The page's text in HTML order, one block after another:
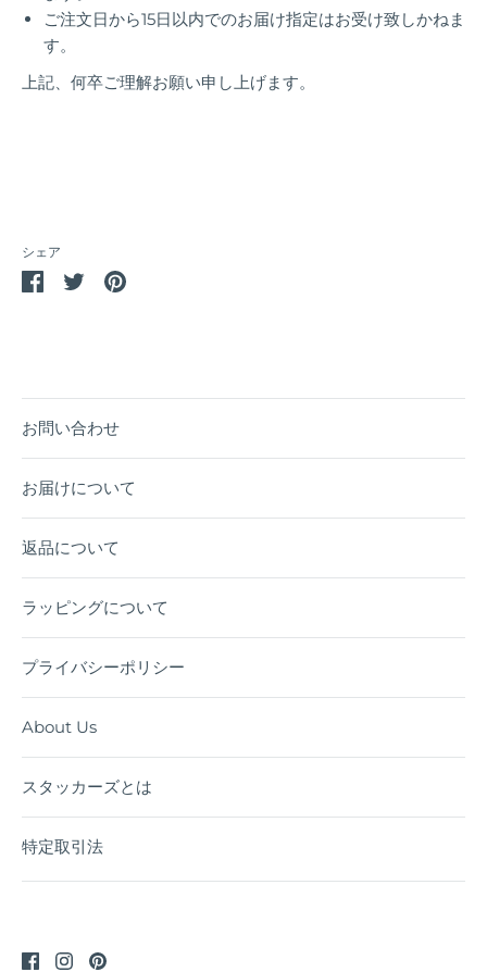
ご注文日から15日以内でのお届け指定はお受け致しかねま
す。
上記、何卒ご理解お願い申し上げます。
シェア
Facebook
TwitterPin
お問い合わせ
お届けについて
返品について
ラッピングについて
プライバシーポリシー
About Us
スタッカーズとは
特定取引法